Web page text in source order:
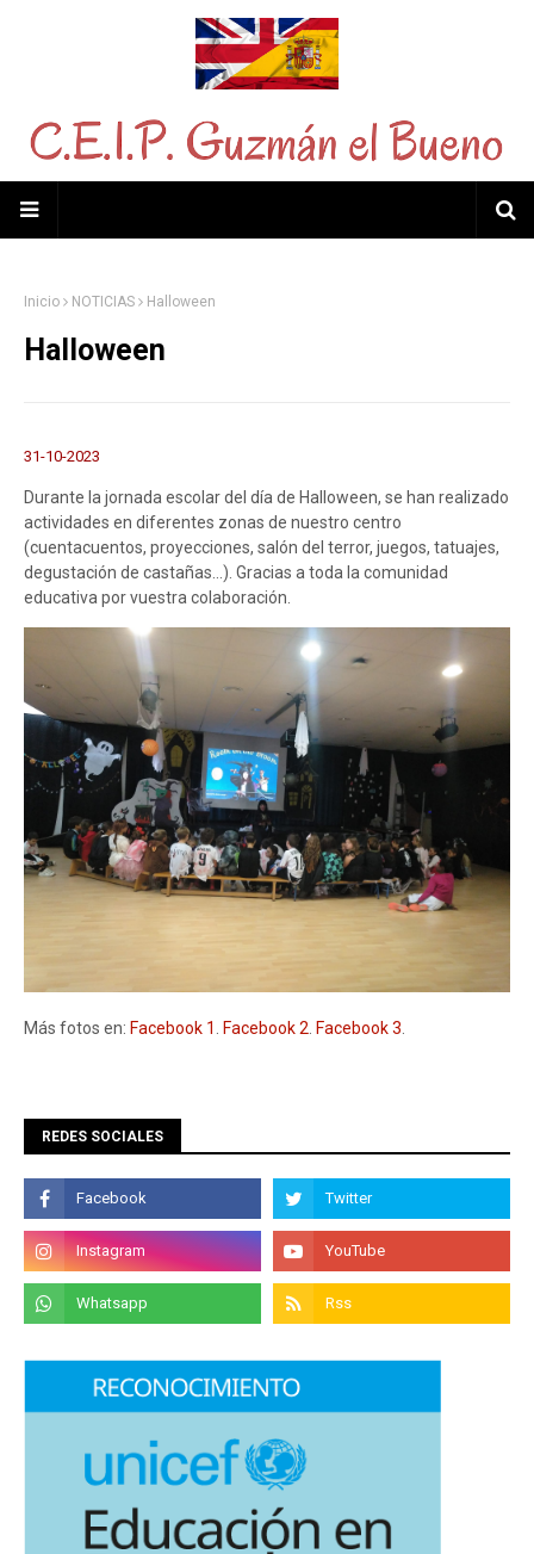
Inicio NOTICIAS Halloween
Halloween
31-10-2023
Durante la jornada escolar del día de Halloween, se han realizado
actividades en diferentes zonas de nuestro centro
(cuentacuentos, proyecciones, salón del terror, juegos, tatuajes,
degustación de castañas...). Gracias a toda la comunidad
educativa por vuestra colaboración.
Más fotos en: Facebook 1 Facebook 2 Facebook 3
REDES SOCIALES